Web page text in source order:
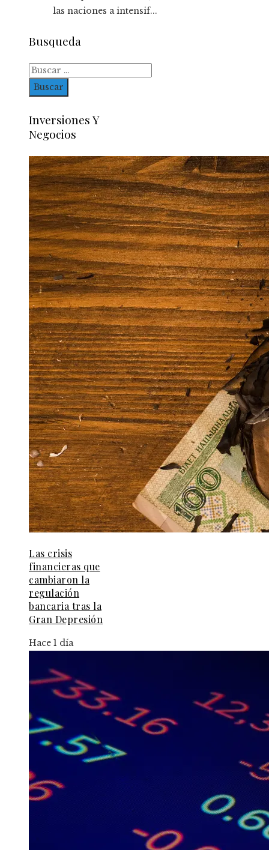
las naciones a intensif...
Busqueda
Buscar:
Inversiones Y
Negocios
Las crisis
financieras que
cambiaron la
regulación
bancaria tras la
Gran Depresión
Hace 1 día